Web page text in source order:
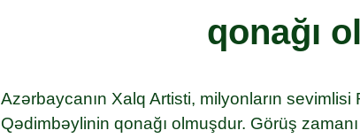
qonağı
Azərbaycanın Xalq Artisti, milyonların
Qədimbəylinin qonağı olmuşdur. Görüş